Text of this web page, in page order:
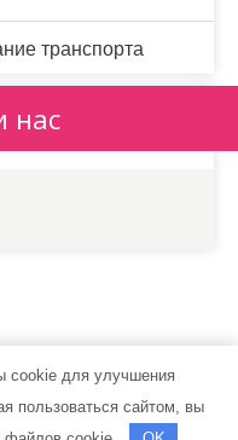
транспорта
нас
на WordPress
cookie для улучшения
пользоваться сайтом, вы